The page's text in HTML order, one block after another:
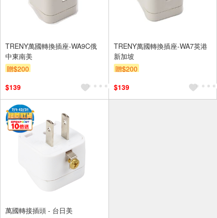
TRENY萬國轉換插座-WA9C俄
中東南美
贈$200
$139
TRENY萬國轉換插座-WA7英港
新加坡
贈$200
$139
萬國轉接插頭 - 台日美